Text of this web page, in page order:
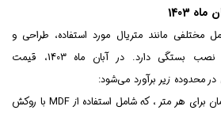
1403
مختلفی مانند متریال مورد استفاده، طراحی و
جزئیات، و همچنین هزینه‌های نصب بستگی دارد. در آبان ماه 1403، قیمت
محدوده زیر برآورد می‌شود:
حداقل قیمت: حدود 9 میلیون تومان برای هر متر ، که شامل استفاده از MDF با روکش